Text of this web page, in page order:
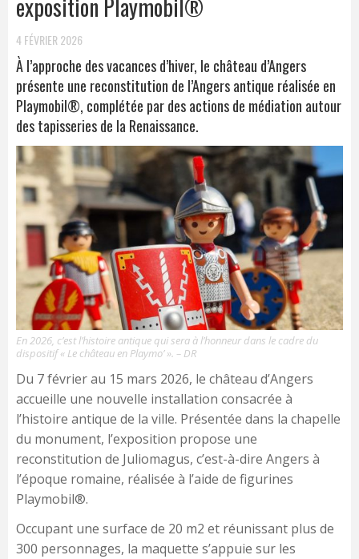
exposition Playmobil®
4 FÉVRIER 2026
À l’approche des vacances d’hiver, le château d’Angers
présente une reconstitution de l’Angers antique réalisée en
Playmobil®, complétée par des actions de médiation autour
des tapisseries de la Renaissance.
En 2026, c’est l’histoire antique qui sera à l’honneur dans le cadre du
dispositif « Le château en Playmo’ ». – DR
Du 7 février au 15 mars 2026, le château d’Angers
accueille une nouvelle installation consacrée à
l’histoire antique de la ville. Présentée dans la chapelle
du monument, l’exposition propose une
reconstitution de Juliomagus, c’est-à-dire Angers à
l’époque romaine, réalisée à l’aide de figurines
Playmobil®.
Occupant une surface de 20 m2 et réunissant plus de
300 personnages, la maquette s’appuie sur les